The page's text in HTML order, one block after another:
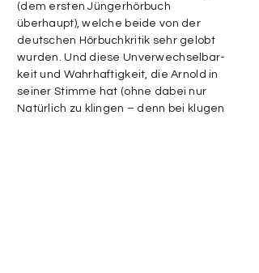
(dem ersten Jüngerhörbuch
überhaupt), welche beide von der
deutschen Hörbuchkritik sehr gelobt
wurden. Und diese Un­verwechsel­bar­
keit und Wahr­haftigkeit, die Arnold in
seiner Stimme hat (ohne dabei nur
Natürlich zu klingen – denn bei klugen